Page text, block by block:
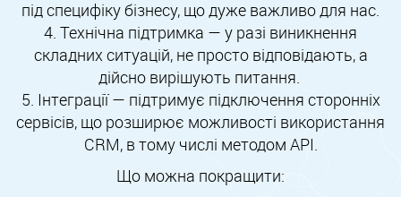
під специфіку бізнесу, що дуже важливо для нас.
4. Технічна підтримка — у разі виникнення
складних ситуацій, не просто відповідають, а
дійсно вирішують питання.
5. Інтеграції — підтримує підключення сторонніх
сервісів, що розширює можливості використання
CRM, в тому числі методом API.
Що можна покращити: